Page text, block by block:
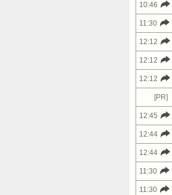
10:46
11:30
12:12
12:12
12:12
[PR]
12:45
12:44
12:44
11:30
11:30